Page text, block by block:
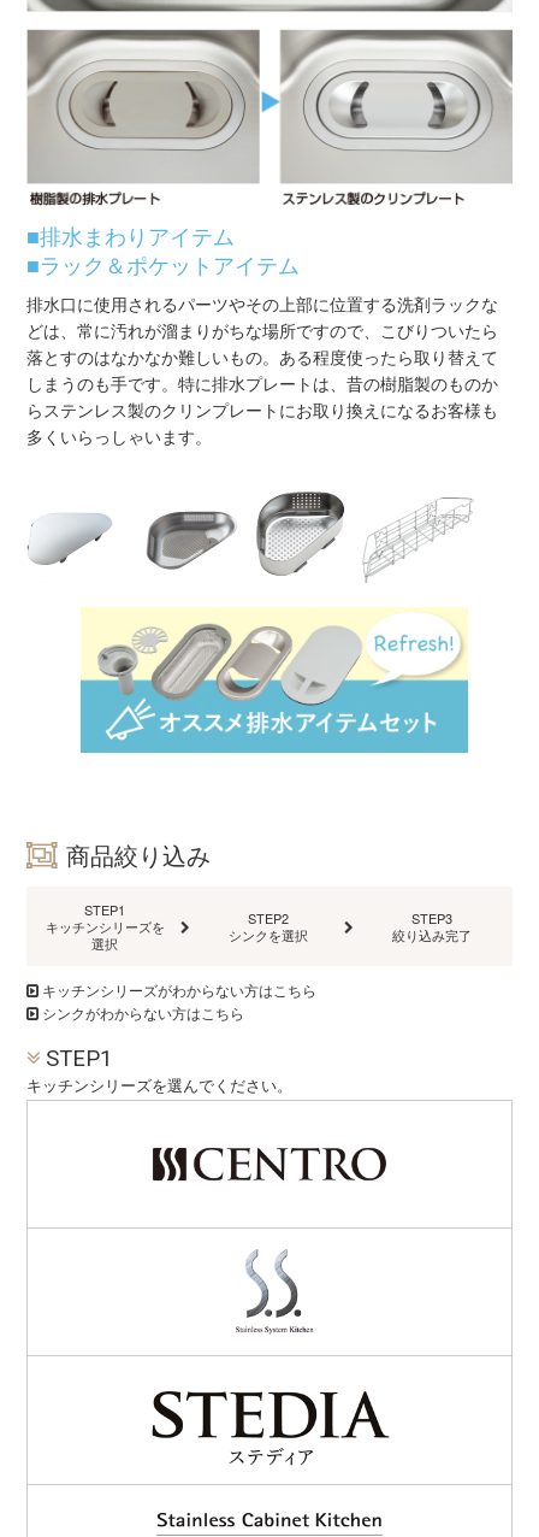
■排水まわりアイテム
■ラック＆ポケットアイテム
排水口に使用されるパーツやその上部に位置する洗剤ラックな
どは、常に汚れが溜まりがちな場所ですので、こびりついたら
落とすのはなかなか難しいもの。ある程度使ったら取り替えて
しまうのも手です。特に排水プレートは、昔の樹脂製のものか
らステンレス製のクリンプレートにお取り換えになるお客様も
多くいらっしゃいます。
商品絞り込み
STEP1
キッチンシリーズを
選択
STEP2
シンクを選択
STEP3
絞り込み完了
キッチンシリーズがわからない方はこちら
シンクがわからない方はこちら
STEP1
キッチンシリーズを選んでください。